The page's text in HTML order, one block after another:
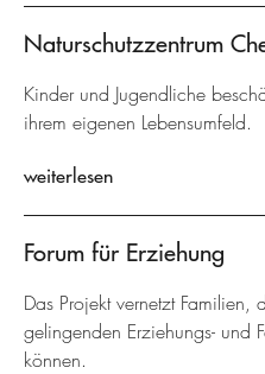
Naturschutzzentrum
Kinder und Jugendliche
ihrem eigenen Lebensumfeld.
weiterlesen
Forum für Erziehung
Das Projekt vernetzt Familien,
gelingenden Erziehungs- und
können.